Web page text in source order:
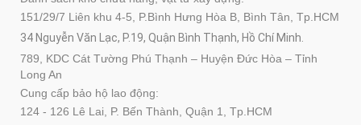
151/29/7 Liên khu 4-5, P.Bình Hưng Hòa B, Bình Tân, Tp.HCM
34 Nguyễn Văn Lạc, P.19, Quận Bình Thạnh, Hồ Chí Minh.
789, KDC Cát Tường Phú Thạnh – Huyện Đức Hòa – Tỉnh
Long An
Cung cấp bảo hộ lao động:
124 - 126 Lê Lai, P. Bến Thành, Quận 1, Tp.HCM